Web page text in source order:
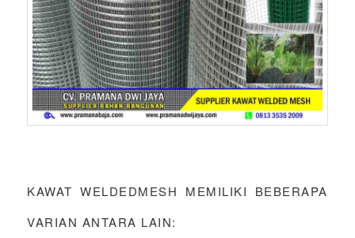
KAWAT WELDEDMESH MEMILIKI BEBERAPA
VARIAN ANTARA LAIN: